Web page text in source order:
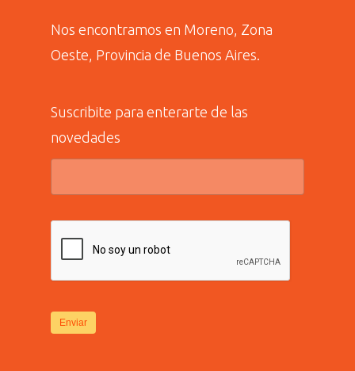
Nos encontramos en Moreno, Zona
Oeste, Provincia de Buenos Aires.
Suscribite para enterarte de las
novedades